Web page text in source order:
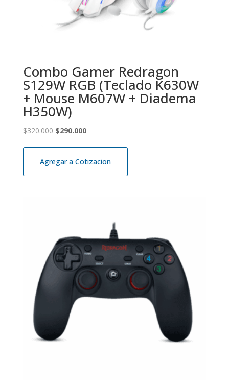
Combo Gamer Redragon
S129W RGB (Teclado K630W
+ Mouse M607W + Diadema
H350W)
$320.000 El
era:
$320.000.
$290.000El
es:
$290.000.
Agregar a Cotizacion